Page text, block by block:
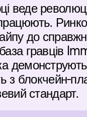
до
гравців
з
стандарт.